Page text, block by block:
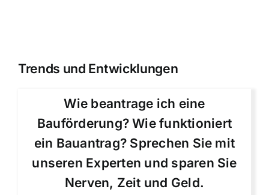
Trends und Entwicklungen
Wie beantrage ich eine
Bauförderung? Wie funktioniert
ein Bauantrag? Sprechen Sie mit
unseren Experten und sparen Sie
Nerven, Zeit und Geld.